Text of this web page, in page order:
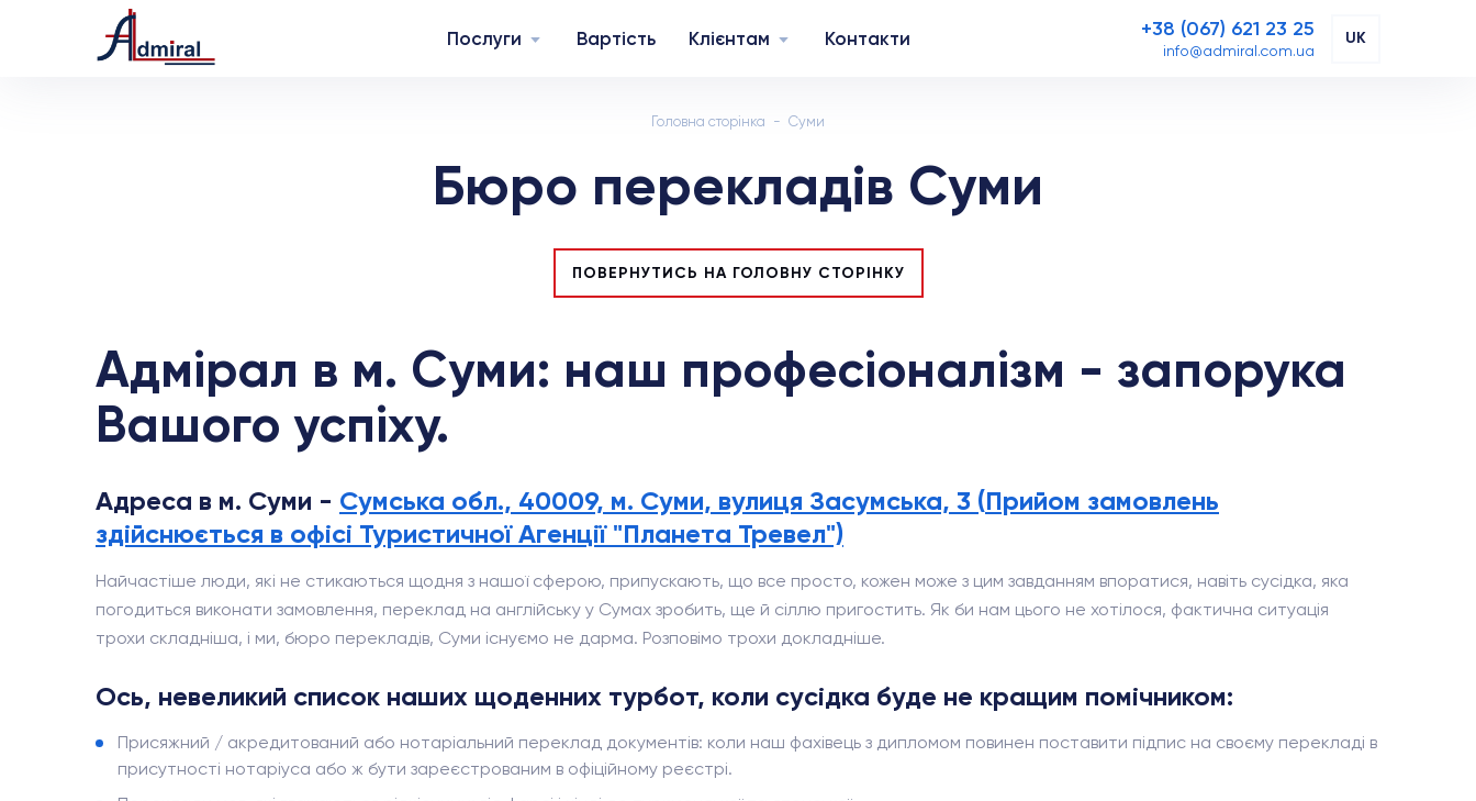
Послуги Вартість Клієнтам Контакти +38 (067) 621 23 25
info@admiral.com.ua
UK
Головна сторінка Суми
Бюро перекладів Суми
ПОВЕРНУТИСЬ НА ГОЛОВНУ СТОРІНКУ
Адмірал в м. Суми: наш професіоналізм - запорука
Вашого успіху.
Адреса в м. Суми - Сумська обл., 40009, м. Суми, вулиця Засумська, 3 (Прийом замовлень
здійснюється в офісі Туристичної Агенції "Планета Тревел")
Найчастіше люди, які не стикаються щодня з нашої сферою, припускають, що все просто, кожен може з цим завданням впоратися, навіть сусідка, яка
погодиться виконати замовлення, переклад на англійську у Сумах зробить, ще й сіллю пригостить. Як би нам цього не хотілося, фактична ситуація
трохи складніша, і ми, бюро перекладів, Суми існуємо не дарма. Розповімо трохи докладніше.
Ось, невеликий список наших щоденних турбот, коли сусідка буде не кращим помічником:
Присяжний / акредитований або нотаріальний переклад документів: коли наш фахівець з дипломом повинен поставити підпис на своєму перекладі в
присутності нотаріуса або ж бути зареєстрованим в офіційному реєстрі.